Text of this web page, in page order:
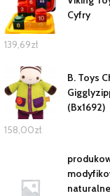
Cyfry
139,69zł
B. Toys
(Bx1692)
158,00zł